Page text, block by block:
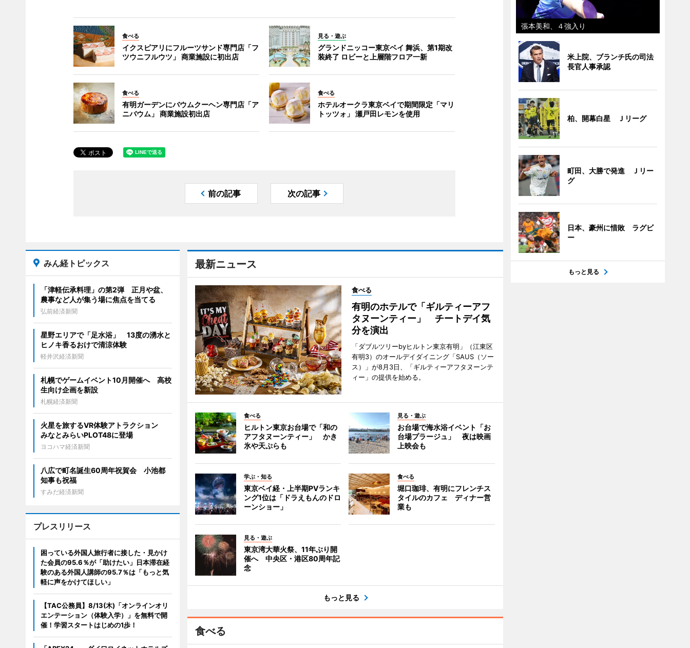
食べる
イクスピアリにフルーツサンド専門店「フ
ツウニフルウツ」 商業施設に初出店
見る・遊ぶ
グランドニッコー東京ベイ 舞浜、第1期改
装終了 ロビーと上層階フロア一新
食べる
有明ガーデンにバウムクーヘン専門店「ア
ニバウム」 商業施設初出店
食べる
ホテルオークラ東京ベイで期間限定「マリ
トッツォ」 瀬戸田レモンを使用
前の記事 次の記事
最新ニュース
食べる
有明のホテルで「ギルティーアフ
タヌーンティー」 チートデイ気
分を演出
「ダブルツリーbyヒルトン東京有明」（江東区
有明3）のオールデイダイニング「SAUS（ソー
ス）」が8月3日、「ギルティーアフタヌーンテ
ィー」の提供を始める。
食べる
ヒルトン東京お台場で「和の
アフタヌーンティー」 かき
氷や天ぷらも
見る・遊ぶ
お台場で海水浴イベント「お
台場プラージュ」 夜は映画
上映会も
学ぶ・知る
東京ベイ経・上半期PVランキ
ング1位は「ドラえもんのドロ
ーンショー」
食べる
堀口珈琲、有明にフレンチス
タイルのカフェ ディナー営
業も
見る・遊ぶ
東京湾大華火祭、11年ぶり開
催へ 中央区・港区80周年記
念
もっと見る
食べる
みん経トピックス
「津軽伝承料理」の第2弾 正月や盆、
農事など人が集う場に焦点を当てる
弘前経済新聞
星野エリアで「足水浴」 13度の湧水と
ヒノキ香るおけで清涼体験
軽井沢経済新聞
札幌でゲームイベント10月開催へ 高校
生向け企画を新設
札幌経済新聞
火星を旅するVR体験アトラクション
みなとみらいPLOT48に登場
ヨコハマ経済新聞
八広で町名誕生60周年祝賀会 小池都
知事も祝福
すみだ経済新聞
プレスリリース
困っている外国人旅行者に接した・見かけ
た会員の95.6％が「助けたい」日本滞在経
験のある外国人講師の95.7％は「もっと気
軽に声をかけてほしい」
【TAC公務員】8/13(木)「オンラインオリ
エンテーション（体験入学）」を無料で開
催！学習スタートはじめの1歩！
張本美和、４強入り
米上院、ブランチ氏の司法
長官人事承認
柏、開幕白星 Ｊリーグ
町田、大勝で発進 Ｊリー
グ
日本、豪州に惜敗 ラグビ
ー
もっと見る